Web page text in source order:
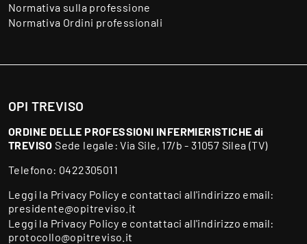
Normativa sulla professione
Normativa Ordini professionali
OPI TREVISO
ORDINE DELLE PROFESSIONI INFERMIERISTICHE di
TREVISO Sede legale: Via Sile, 17/b - 31057 Silea (TV)
Telefono: 0422305011
Leggi la Privacy Policy e contattaci all'indirizzo email:
presidente@opitreviso.it
Leggi la Privacy Policy e contattaci all'indirizzo email:
protocollo@opitreviso.it